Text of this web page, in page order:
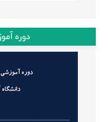
دوره